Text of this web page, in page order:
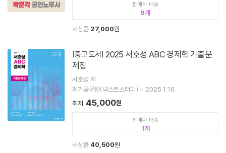
판매자 배송
9
새상품 27,000원
[중고 도서] 2025 서호성 ABC 경제학 기출문
제집
서호성 저
메가공무원(넥스트스터디)
2025.1.16.
최저 45,000원
판매자 배송
1
새상품 40,500원